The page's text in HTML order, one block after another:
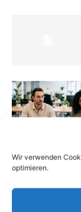
Wir verwenden
optimieren.